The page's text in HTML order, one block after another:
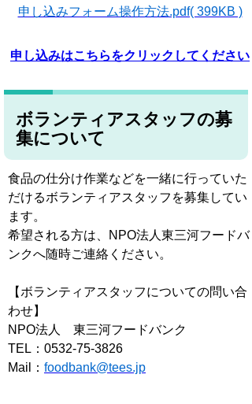
申し込みフォーム操作方法.pdf( 399KB )
申し込みはこちらをクリックしてください
ボランティアスタッフの募
集について
食品の仕分け作業などを一緒に行っていた
だけるボランティアスタッフを募集してい
ます。
希望される方は、NPO法人東三河フードバ
ンクへ随時ご連絡ください。
【ボランティアスタッフについての問い合
わせ】
NPO法人 東三河フードバンク
TEL：0532-75-3826
Mail： foodbank@tees.jp